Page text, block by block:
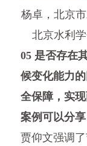
杨卓，北京
北京水利
05 是否存在
候变化能力
全保障，实
案例可以分享
贾仰文强调